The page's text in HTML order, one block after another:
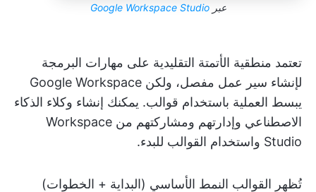
عبرGoogle Workspace Studio
تعتمد منطقية الأتمتة التقليدية على مهارات البرمجة
لإنشاء سير عمل مفصل، ولكن Google Workspace
يبسط العملية باستخدام قوالب. يمكنك إنشاء وكلاء الذكاء
الاصطناعي وإدارتهم ومشاركتهم من Workspace
Studio واستخدام القوالب للبدء.
تُظهر القوالب النمط الأساسي (البداية + الخطوات)